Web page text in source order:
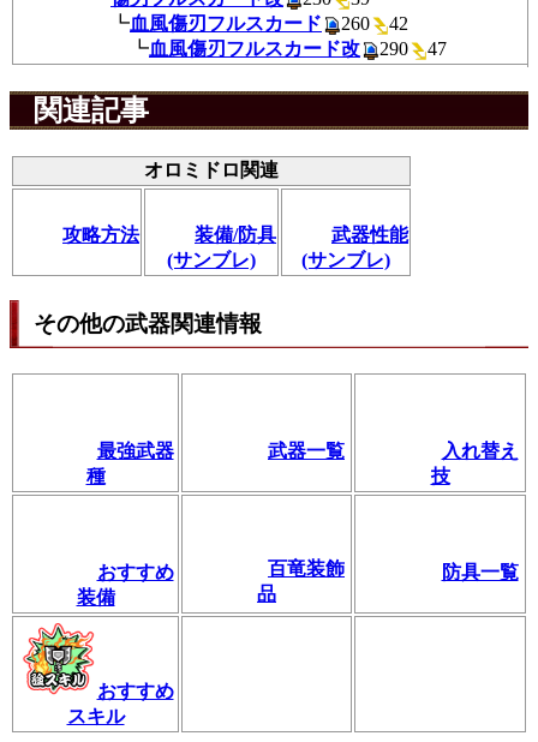
┗血風傷刃フルスカード 260
┗血風傷刃フルスカード改 290
関連記事
オロミドロ関連
攻略方法
装備/防具
(サンブレ)
武器性能
(サンブレ)
その他の武器関連情報
最強武器
種
武器一覧
入れ替え
技
おすすめ
装備
百竜装飾
品
防具一覧
おすすめ
スキル